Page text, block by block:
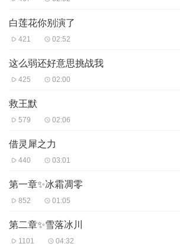
白莲花你别演了
421 02:52
这么弱还好意思挑战我
425 02:00
救王默
579 02:06
借灵犀之力
440 03:01
第一章✨冰霜凋零
852 01:05
第二章✨雪落冰川
1101 04:32